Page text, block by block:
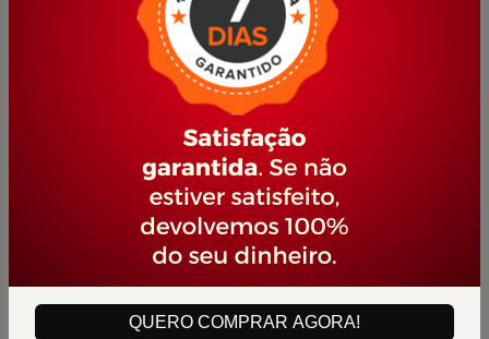
QUERO COMPRAR AGORA!
🇺🇸 Change country
METROLOGIA
Author: PORTAL JOVEM EMPREENDEDOR
$11.00
(+ applicable taxes. Click herefor more
information)